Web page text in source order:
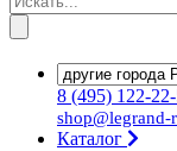
8 (495) 122-
shop@legrand-
Каталог